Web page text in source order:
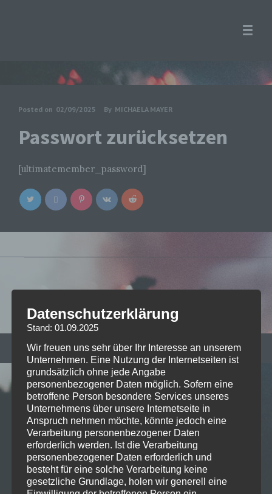
Posted on 02/09/2025 By MICHAELA MAYER
Passwort zurücksetzen
[ultimatemember_password]
RECENT POSTS
Live on Stage: 2026-07-06 Sex
Pistols @ Tollwood
Live on Stage: 2026-05-21 Russian
Circles @ Technikum Muc
Datenschutzerklärung
Stand: 01.09.2025
Wir freuen uns sehr über Ihr Interesse an unserem
Unternehmen. Eine Nutzung der Internetseiten ist
grundsätzlich ohne jede Angabe
personenbezogener Daten möglich. Sofern eine
betroffene Person besondere Services unseres
Unternehmens über unsere Internetseite in
Anspruch nehmen möchte, könnte jedoch eine
Verarbeitung personenbezogener Daten
erforderlich werden. Ist die Verarbeitung
personenbezogener Daten erforderlich und
besteht für eine solche Verarbeitung keine
gesetzliche Grundlage, holen wir generell eine